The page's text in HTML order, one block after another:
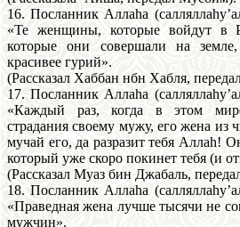
16. Посланник Аллаhа
«Те женщины, которые войдут в
которые они совершали на
красивее гурий».
(Рассказал Хаббан нбн Хабля,
17. Посланник Аллаhа
«Каждый раз, когда в этом
страдания своему мужу, его жена из
мучай его, да разразит тебя Аллаh!
который уже скоро покинет тебя (и
(Рассказал Муаз бин Джабаль,
18. Посланник Аллаhа
«Праведная жена лучше тысячи не
мужчин».